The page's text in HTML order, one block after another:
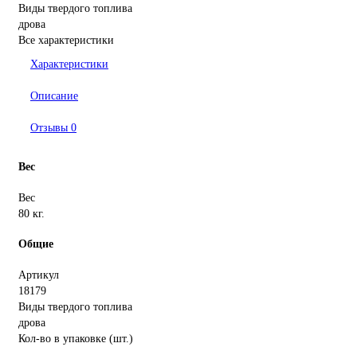
Виды твердого топлива
дрова
Все характеристики
Характеристики
Описание
Отзывы 0
Вес
Вес
80 кг.
Общие
Артикул
18179
Виды твердого топлива
дрова
Кол-во в упаковке (шт.)